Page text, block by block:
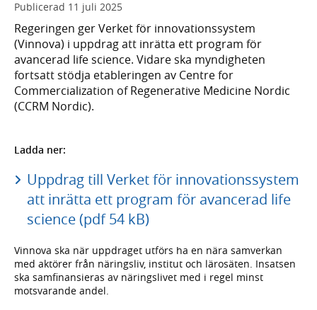
Publicerad 11 juli 2025
Regeringen ger Verket för innovationssystem
(Vinnova) i uppdrag att inrätta ett program för
avancerad life science. Vidare ska myndigheten
fortsatt stödja etableringen av Centre for
Commercialization of Regenerative Medicine Nordic
(CCRM Nordic).
Ladda ner:
Uppdrag till Verket för innovationssystem
att inrätta ett program för avancerad life
science (pdf 54 kB)
Vinnova ska när uppdraget utförs ha en nära samverkan
med aktörer från näringsliv, institut och lärosäten. Insatsen
ska samfinansieras av näringslivet med i regel minst
motsvarande andel.